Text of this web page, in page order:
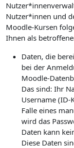
Nutzer*innen und
Moodle-Kursen
Ihnen als
Daten, die
bei der
Moodle-
Das sind: Ihr
Username (ID-
Falle eines
wird das
Daten kann
Diese Daten